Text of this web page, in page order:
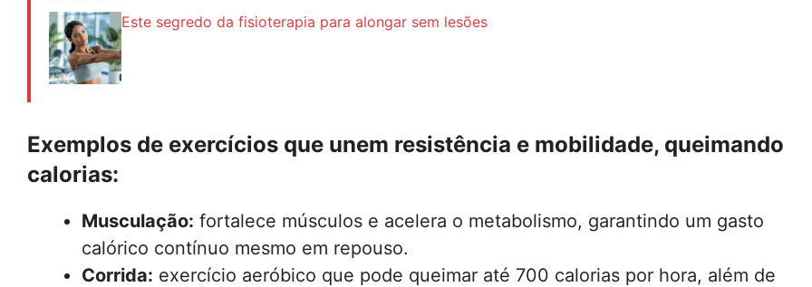
Este segredo da fisioterapia para alongar sem lesões
Exemplos de exercícios que unem resistência e mobilidade, queimando
calorias:
Musculação: fortalece músculos e acelera o metabolismo, garantindo um gasto
calórico contínuo mesmo em repouso.
Corrida: exercício aeróbico que pode queimar até 700 calorias por hora, além de